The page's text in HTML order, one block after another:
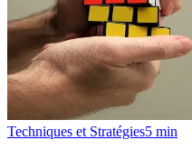
Techniques et Stratégies5 min